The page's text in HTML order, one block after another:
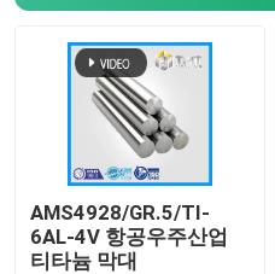
AMS4928/GR.5/TI-
6AL-4V 항공우주산업
티타늄 막대